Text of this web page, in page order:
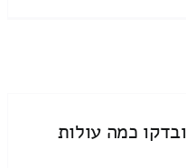
כמה עולות